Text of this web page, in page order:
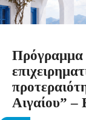
Αιγαίου” –